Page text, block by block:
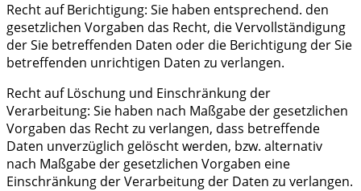
Recht auf Berichtigung: Sie haben entsprechend. den
gesetzlichen Vorgaben das Recht, die Vervollständigung
der Sie betreffenden Daten oder die Berichtigung der Sie
betreffenden unrichtigen Daten zu verlangen.
Recht auf Löschung und Einschränkung der
Verarbeitung: Sie haben nach Maßgabe der gesetzlichen
Vorgaben das Recht zu verlangen, dass betreffende
Daten unverzüglich gelöscht werden, bzw. alternativ
nach Maßgabe der gesetzlichen Vorgaben eine
Einschränkung der Verarbeitung der Daten zu verlangen.